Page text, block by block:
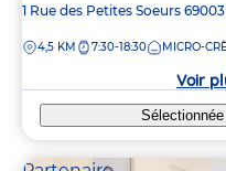
Adresse
la
1 Rue des Petites Soeurs 69003
DISTANCE
4,5 KM 7:30-18:30 MICRO-
Voir
Sélectionnée